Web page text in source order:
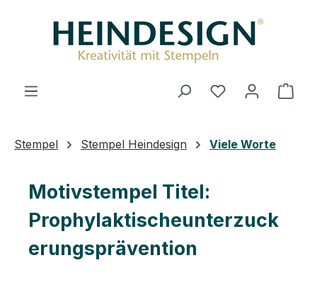
Du hast 0
Stempel Stempel Heindesign Viele Worte
Motivstempel Titel:
Prophylaktischeunterzuck
erungsprävention